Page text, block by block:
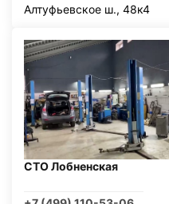
Алтуфьевское ш., 48к4
СТО Лобненская